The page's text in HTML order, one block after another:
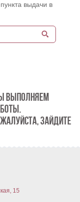
выдачи в
ВЫПОЛНЯЕМ
ЗАЙДИТЕ
15